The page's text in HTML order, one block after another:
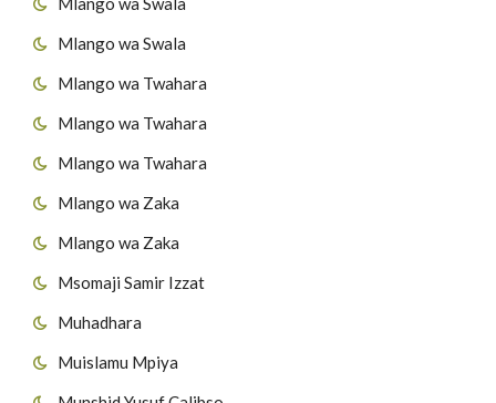
Mlango wa Swala
Mlango wa Twahara
Mlango wa Twahara
Mlango wa Twahara
Mlango wa Zaka
Mlango wa Zaka
Msomaji Samir Izzat
Muhadhara
Muislamu Mpiya